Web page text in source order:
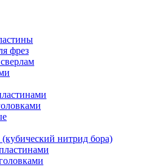
фрез
нитрид бора)